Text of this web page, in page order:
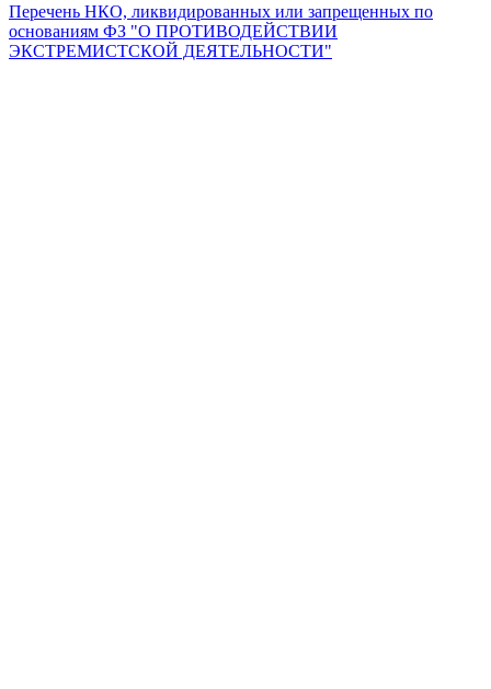
Перечень НКО, ликвидированных или запрещенных по
основаниям ФЗ "О ПРОТИВОДЕЙСТВИИ
ЭКСТРЕМИСТСКОЙ ДЕЯТЕЛЬНОСТИ"